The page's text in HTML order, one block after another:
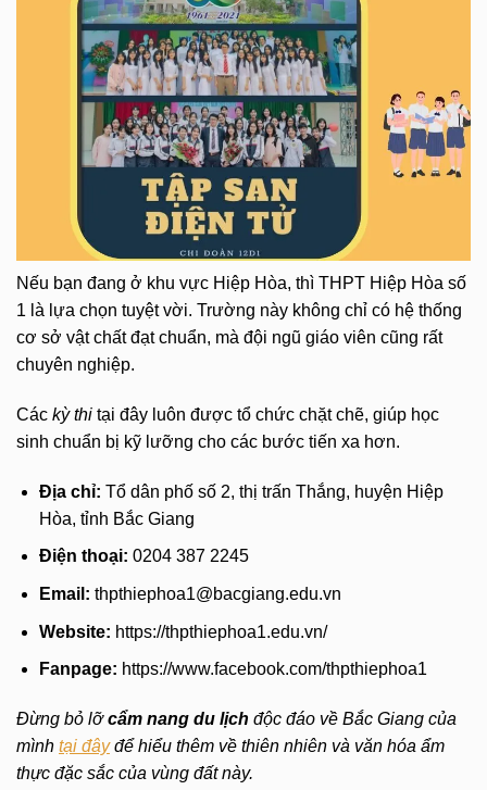
Nếu bạn đang ở khu vực Hiệp Hòa, thì THPT Hiệp Hòa số
1 là lựa chọn tuyệt vời. Trường này không chỉ có hệ thống
cơ sở vật chất đạt chuẩn, mà đội ngũ giáo viên cũng rất
chuyên nghiệp.
Các kỳ thi tại đây luôn được tổ chức chặt chẽ, giúp học
sinh chuẩn bị kỹ lưỡng cho các bước tiến xa hơn.
Địa chỉ: Tổ dân phố số 2, thị trấn Thắng, huyện Hiệp
Hòa, tỉnh Bắc Giang
Điện thoại: 0204 387 2245
Email: thpthiephoa1@bacgiang.edu.vn
Website: https://thpthiephoa1.edu.vn/
Fanpage: https://www.facebook.com/thpthiephoa1
Đừng bỏ lỡcẩm nang du lịch độc đáo về Bắc Giang của
mình tại đâyđể hiểu thêm về thiên nhiên và văn hóa ẩm
thực đặc sắc của vùng đất này.